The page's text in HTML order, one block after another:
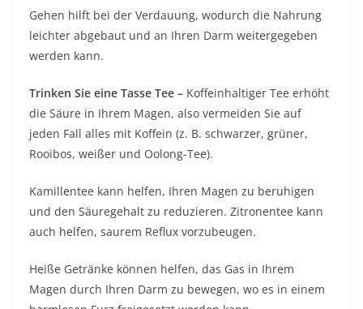
Gehen hilft bei der Verdauung, wodurch die Nahrung
leichter abgebaut und an Ihren Darm weitergegeben
werden kann.
Trinken Sie eine Tasse Tee – Koffeinhaltiger Tee erhöht
die Säure in Ihrem Magen, also vermeiden Sie auf
jeden Fall alles mit Koffein (z. B. schwarzer, grüner,
Rooibos, weißer und Oolong-Tee).
Kamillentee kann helfen, Ihren Magen zu beruhigen
und den Säuregehalt zu reduzieren. Zitronentee kann
auch helfen, saurem Reflux vorzubeugen.
Heiße Getränke können helfen, das Gas in Ihrem
Magen durch Ihren Darm zu bewegen, wo es in einem